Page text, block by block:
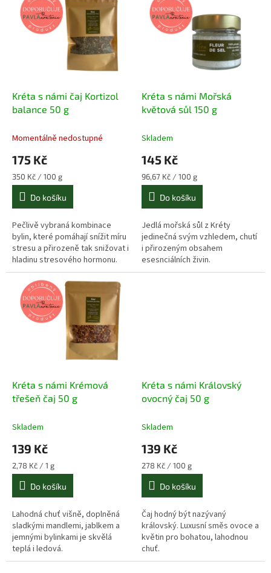
Kréta s námi čaj Kortizol
balance 50 g
Momentálně nedostupné
175 Kč
Měrná
cena:
350 Kč / 100 g
Do košíku
Pečlivě vybraná kombinace
bylin, které pomáhají snížit míru
stresu a přirozeně tak snižovat i
hladinu stresového hormonu.
Kréta s námi Mořská
květová sůl 150 g
Skladem
145 Kč
Měrná
cena:
96,67 Kč / 100 g
Do košíku
Jedlá mořská sůl z Kréty
jedinečná svým vzhledem, chutí
i přirozeným obsahem
esesnciálních živin.
Kréta s námi Krémová
třešeň čaj 50 g
Skladem
139 Kč
Měrná
cena:
2,78 Kč / 1 g
Do košíku
Lahodná chuť višně, doplněná
sladkými mandlemi, jablkem a
jemnými bylinkami je skvělá
teplá i ledová.
Kréta s námi Královský
ovocný čaj 50 g
Skladem
139 Kč
Měrná
cena:
278 Kč / 100 g
Do košíku
Čaj hodný být nazývaný
královský. Luxusní směs ovoce a
květin pro bohatou, lahodnou
chuť.